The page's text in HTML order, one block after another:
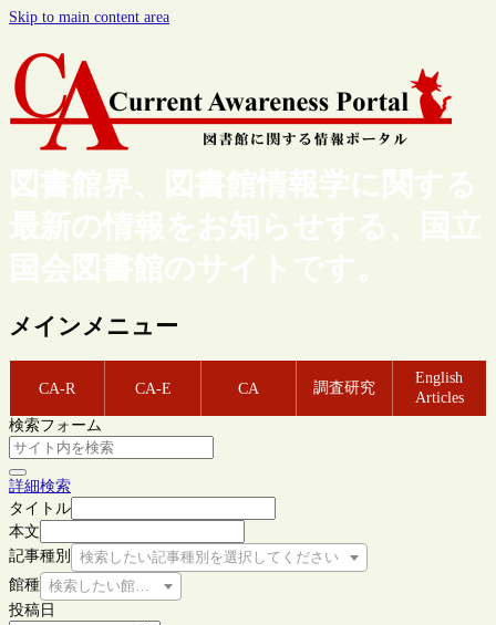
Skip to main content area
図書館界、図書館情報学に関する
最新の情報をお知らせする、国立
国会図書館のサイトです。
メインメニュー
CA-R CA-E CA 調査研究
English
Articles
検索フォーム
詳細検索
タイトル
本文
記事種別
検索したい記事種別を選択してください
館種 検索したい館種を選択してください
投稿日